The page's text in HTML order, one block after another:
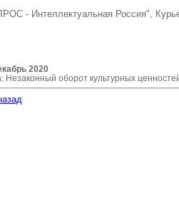
- Интеллектуальная Россия",
2020
Незаконный оборот культурных